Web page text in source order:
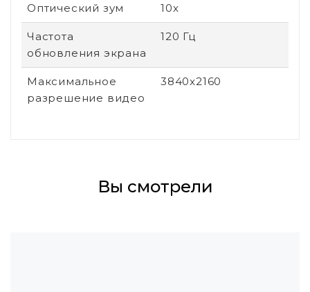
Оптический зум 10x
Частота
обновления экрана
120 Гц
Максимальное
разрешение видео
3840x2160
Вы смотрели